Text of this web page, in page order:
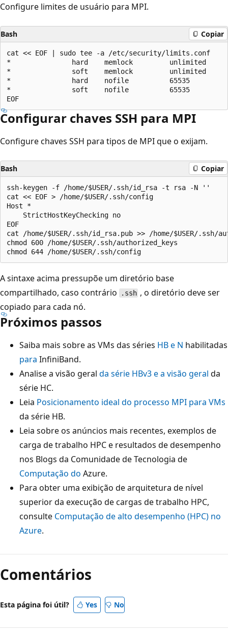
Configure limites de usuário para MPI.
Bash Copiar
cat << EOF | sudo tee -a /etc/security/limits.conf
*               hard    memlock         unlimited
*               soft    memlock         unlimited
*               hard    nofile          65535
*               soft    nofile          65535
Configurar chaves SSH para MPI
Configure chaves SSH para tipos de MPI que o exijam.
Bash Copiar
ssh-keygen -f /home/$USER/.ssh/id_rsa -t rsa -N ''
cat << EOF > /home/$USER/.ssh/config
Host *
    StrictHostKeyChecking no
EOF
cat /home/$USER/.ssh/id_rsa.pub >> /home/$USER/.ssh/
chmod 600 /home/$USER/.ssh/authorized_keys
A sintaxe acima pressupõe um diretório base
compartilhado, caso contrário
.ssh , o diretório deve ser
copiado para cada nó.
Próximos passos
Saiba mais sobre as VMs das séries HB e N habilitadas
para InfiniBand.
Analise a visão geral da série HBv3 ea visão geral da
série HC.
Leia Posicionamento ideal do processo MPI para VMs
da série HB.
Leia sobre os anúncios mais recentes, exemplos de
carga de trabalho HPC e resultados de desempenho
nos Blogs da Comunidade de Tecnologia de
Computação do Azure.
Para obter uma exibição de arquitetura de nível
superior da execução de cargas de trabalho HPC,
consulte Computação de alto desempenho (HPC) no
Azure.
Comentários
Esta página foi útil? Yes No